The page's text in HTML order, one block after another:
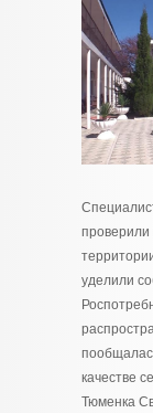
уделили
качестве
Тюменка